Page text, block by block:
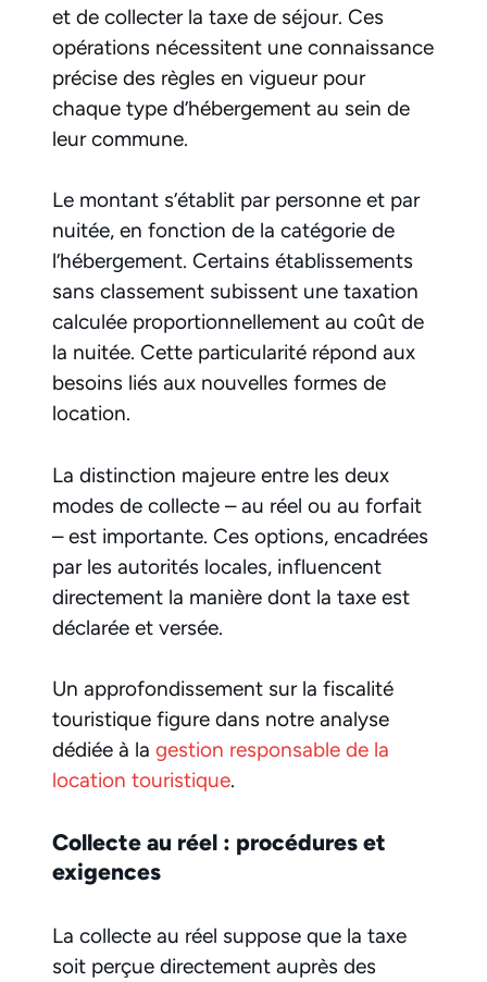
et de collecter la taxe de séjour. Ces
opérations nécessitent une connaissance
précise des règles en vigueur pour
chaque type d’hébergement au sein de
leur commune.
Le montant s’établit par personne et par
nuitée, en fonction de la catégorie de
l’hébergement. Certains établissements
sans classement subissent une taxation
calculée proportionnellement au coût de
la nuitée. Cette particularité répond aux
besoins liés aux nouvelles formes de
location.
La distinction majeure entre les deux
modes de collecte – au réel ou au forfait
– est importante. Ces options, encadrées
par les autorités locales, influencent
directement la manière dont la taxe est
déclarée et versée.
Un approfondissement sur la fiscalité
touristique figure dans notre analyse
dédiée à la gestion responsable de la
location touristique.
Collecte au réel : procédures et
exigences
La collecte au réel suppose que la taxe
soit perçue directement auprès des